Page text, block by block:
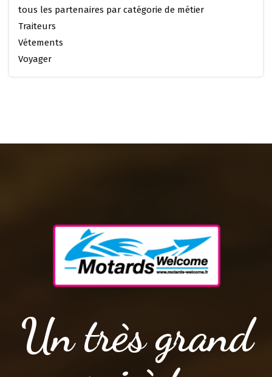
tous les partenaires par catégorie de métier
Traiteurs
Vétements
Voyager
Un très grand